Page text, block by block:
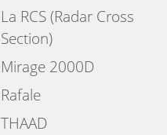
La RCS (Radar Cross
Section)
Mirage 2000D
Rafale
THAAD